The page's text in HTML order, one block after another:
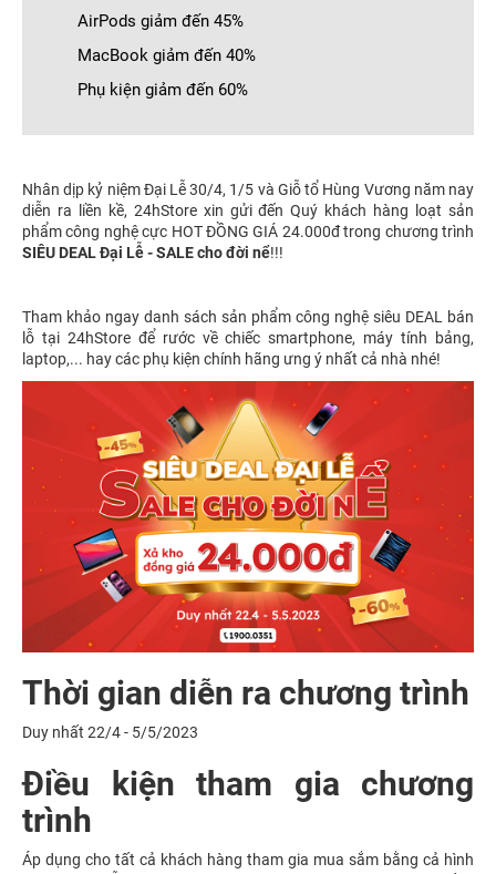
AirPods giảm đến 45%
MacBook giảm đến 40%
Phụ kiện giảm đến 60%
Nhân dịp kỷ niệm Đại Lễ 30/4, 1/5 và Giỗ tổ Hùng Vương năm nay
diễn ra liền kề, 24hStore xin gửi đến Quý khách hàng loạt sản
phẩm công nghệ cực HOT ĐỒNG GIÁ 24.000đ trong chương trình
SIÊU DEAL Đại Lễ - SALE cho đời nể!!!
Tham khảo ngay danh sách sản phẩm công nghệ siêu DEAL bán
lỗ tại 24hStore để rước về chiếc smartphone, máy tính bảng,
laptop,... hay các phụ kiện chính hãng ưng ý nhất cả nhà nhé!
Thời gian diễn ra chương trình
Duy nhất 22/4 - 5/5/2023
Điều kiện tham gia chương
trình
Áp dụng cho tất cả khách hàng tham gia mua sắm bằng cả hình